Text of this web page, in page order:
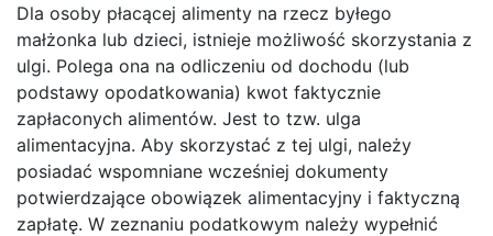
Dla osoby płacącej alimenty na rzecz byłego
małżonka lub dzieci, istnieje możliwość skorzystania z
ulgi. Polega ona na odliczeniu od dochodu (lub
podstawy opodatkowania) kwot faktycznie
zapłaconych alimentów. Jest to tzw. ulga
alimentacyjna. Aby skorzystać z tej ulgi, należy
posiadać wspomniane wcześniej dokumenty
potwierdzające obowiązek alimentacyjny i faktyczną
zapłatę. W zeznaniu podatkowym należy wypełnić